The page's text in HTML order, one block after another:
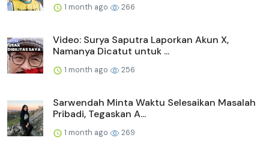
1 month ago 266
Video: Surya Saputra Laporkan Akun X,
Namanya Dicatut untuk ...
1 month ago 256
Sarwendah Minta Waktu Selesaikan Masalah
Pribadi, Tegaskan A...
1 month ago 269